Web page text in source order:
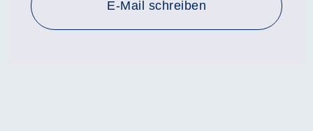
E-Mail schreiben